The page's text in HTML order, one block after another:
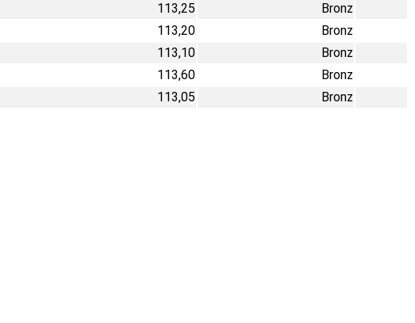
113,25
Bronz
113,20
Bronz
113,10
Bronz
113,60
Bronz
113,05 Bronz